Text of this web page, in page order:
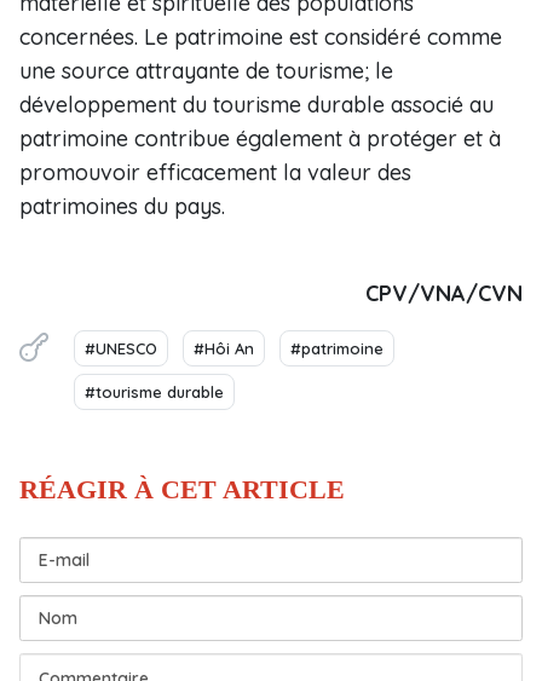
concernées. Le patrimoine est considéré comme
une source attrayante de tourisme; le
développement du tourisme durable associé au
patrimoine contribue également à protéger et à
promouvoir efficacement la valeur des
patrimoines du pays.
CPV/VNA/CVN
#UNESCO #Hôi An #patrimoine
#tourisme durable